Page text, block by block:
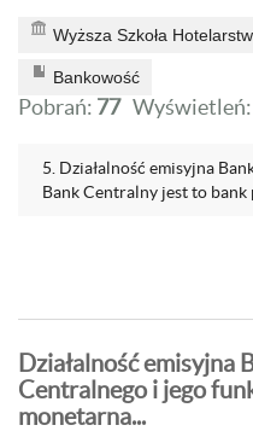
Wyższa Szkoła
Bankowość
Pobrań: 77 Wyświetleń:
5. Działalność emisyjna
Bank Centralny jest to bank
Działalność emisyjna
Centralnego i jego
monetarna...